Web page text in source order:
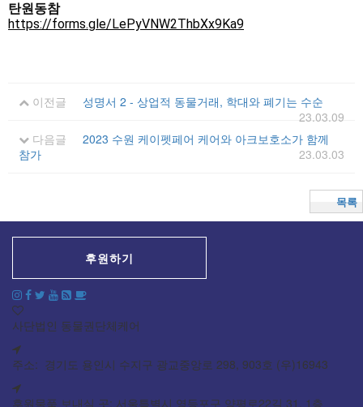
탄원동참
https://forms.gle/LePyVNW2ThbXx9Ka9
이전글
성명서 2 - 상업적 동물거래, 학대와 폐기는 수순
23.03.09
다음글
2023 수원 케이펫페어 케어와 아크보호소가 함께
참가
23.03.03
목록
후원하기
사단법인 동물권단체케어
주소: 경기도 용인시 수지구 광교중앙로 298, 903호 (우)16943
후원물품 보내실 곳: 서울특별시 영등포구 양평로22길 31, 1층